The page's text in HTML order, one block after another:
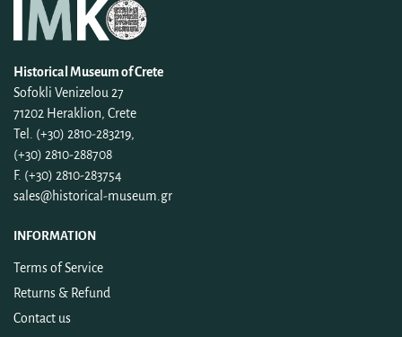
Historical Museum of Crete
Sofokli Venizelou 27
71202 Heraklion, Crete
Tel. (+30) 2810-283219,
(+30) 2810-288708
F. (+30) 2810-283754
sales@historical-museum.gr
INFORMATION
Terms of Service
Returns & Refund
Contact us